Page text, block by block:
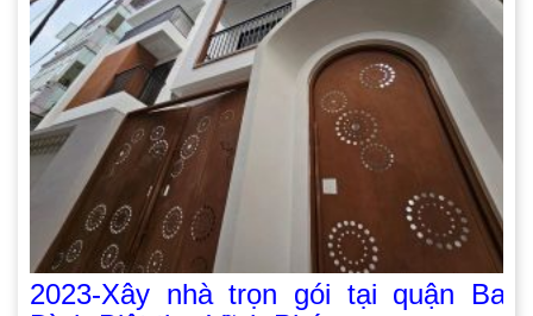
2023-Xây nhà trọn gói tại quận Ba